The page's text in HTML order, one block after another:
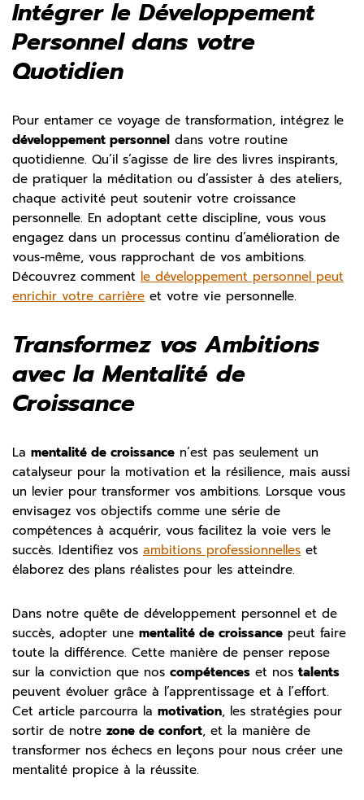
Intégrer le Développement
Personnel dans votre
Quotidien
Pour entamer ce voyage de transformation, intégrez le
développement personnel dans votre routine
quotidienne. Qu’il s’agisse de lire des livres inspirants,
de pratiquer la méditation ou d’assister à des ateliers,
chaque activité peut soutenir votre croissance
personnelle. En adoptant cette discipline, vous vous
engagez dans un processus continu d’amélioration de
vous-même, vous rapprochant de vos ambitions.
Découvrez comment le développement personnel peut
enrichir votre carrière et votre vie personnelle.
Transformez vos Ambitions
avec la Mentalité de
Croissance
La mentalité de croissance n’est pas seulement un
catalyseur pour la motivation et la résilience, mais aussi
un levier pour transformer vos ambitions. Lorsque vous
envisagez vos objectifs comme une série de
compétences à acquérir, vous facilitez la voie vers le
succès. Identifiez vos ambitions professionnelles et
élaborez des plans réalistes pour les atteindre.
Dans notre quête de développement personnel et de
succès, adopter une mentalité de croissance peut faire
toute la différence. Cette manière de penser repose
sur la conviction que nos compétences et nos talents
peuvent évoluer grâce à l’apprentissage et à l’effort.
Cet article parcourra la motivation, les stratégies pour
sortir de notre zone de confort, et la manière de
transformer nos échecs en leçons pour nous créer une
mentalité propice à la réussite.